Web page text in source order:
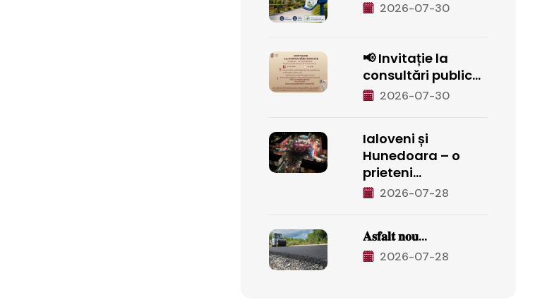
2026-07-30
📢 Invitație la
consultări public...
2026-07-30
Ialoveni și
Hunedoara – o
prieteni...
2026-07-28
𝐀𝐬𝐟𝐚𝐥𝐭 𝐧𝐨𝐮...
2026-07-28